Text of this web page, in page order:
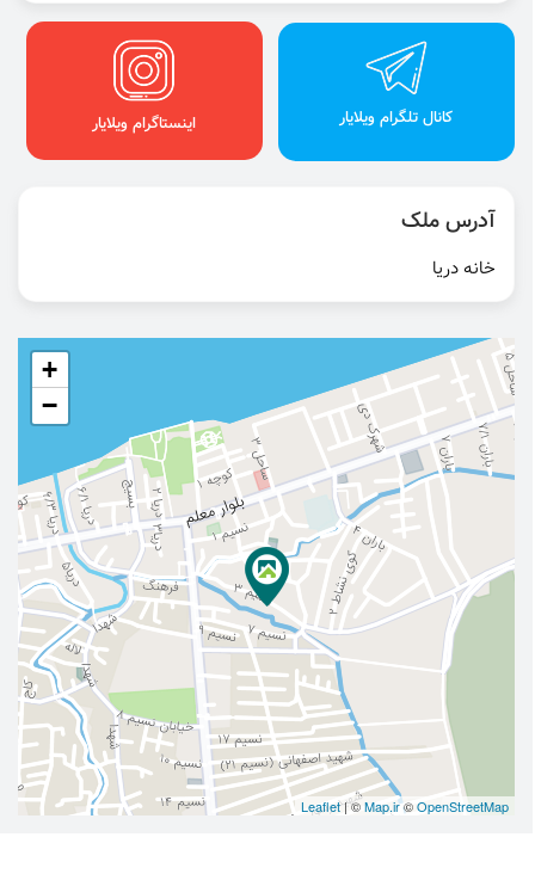
کانال تلگرام ویلایار اینستاگرام ویلایار
آدرس ملک
خانه دریا
+
−
Leaflet| ©Map.ir©OpenStreetMap